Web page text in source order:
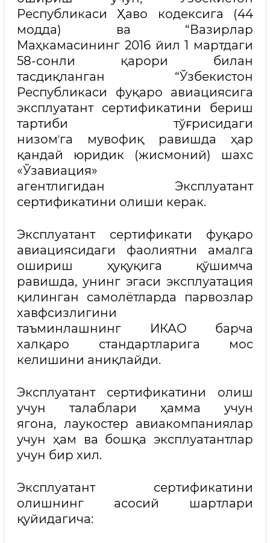
Республикаси Ҳаво кодексига (44
модда) ва “Вазирлар
Маҳкамасининг 2016 йил 1 мартдаги
58-сонли қарори билан
тасдиқланган “Ўзбекистон
Республикаси фуқаро авиациясига
эксплуатант сертификатини бериш
тартиби тўғрисидаги
низомʼга мувофиқ равишда ҳар
қандай юридик (жисмоний) шахс
«Ўзавиация»
агентлигидан Эксплуатант
сертификатини олиши керак.
Эксплуатант сертификати фуқаро
авиациясидаги фаолиятни амалга
ошириш ҳуқуқига қўшимча
равишда, унинг эгаси эксплуатация
қилинган самолётларда парвозлар
хавфсизлигини
таъминлашнинг ИКАО барча
халқаро стандартларига мос
келишини аниқлайди.
Эксплуатант сертификатини олиш
учун талаблари ҳамма учун
ягона, лаукостер авиакомпаниялар
учун ҳам ва бошқа эксплуатантлар
учун бир хил.
Эксплуатант сертификатини
олишнинг асосий шартлари
қуйидагича: